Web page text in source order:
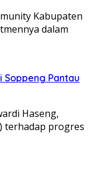
Kabupaten
dalam
Soppeng Pantau
Haseng,
terhadap progres